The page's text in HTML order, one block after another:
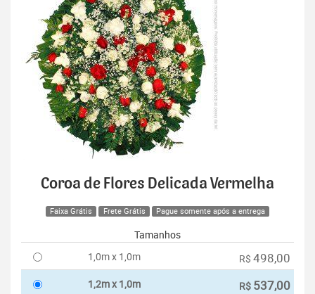
Coroa de Flores Delicada Vermelha
Faixa Grátis Frete Grátis Pague somente após a entrega
Tamanhos
1,0m x 1,0m
R$ 498,00
1,2m x 1,0m R$ 537,00